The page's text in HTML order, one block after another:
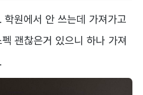
학원에서 안 쓰는데 가져가고
괜찮은거 있으니 하나 가져